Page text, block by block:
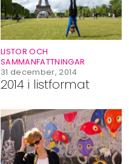
2014 i listformat
LISTOR OCH
SAMMANFATTNINGAR
31 december, 2014